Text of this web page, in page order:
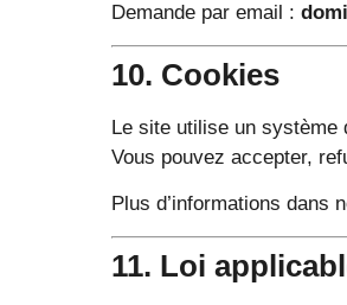
Demande par email :
10. Cookies
Le site utilise un système
Vous pouvez accepter,
Plus d’informations dans
11. Loi